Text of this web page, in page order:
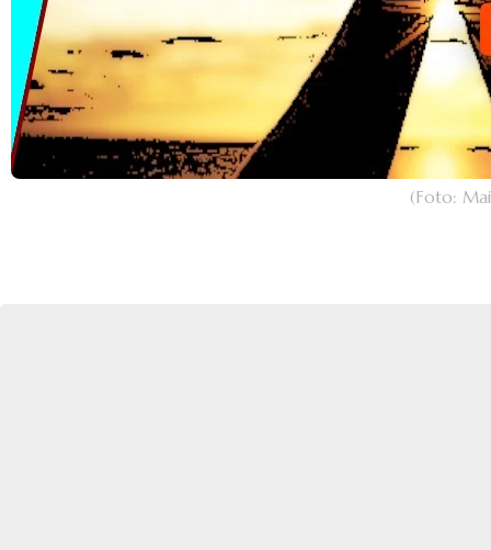
(Foto: